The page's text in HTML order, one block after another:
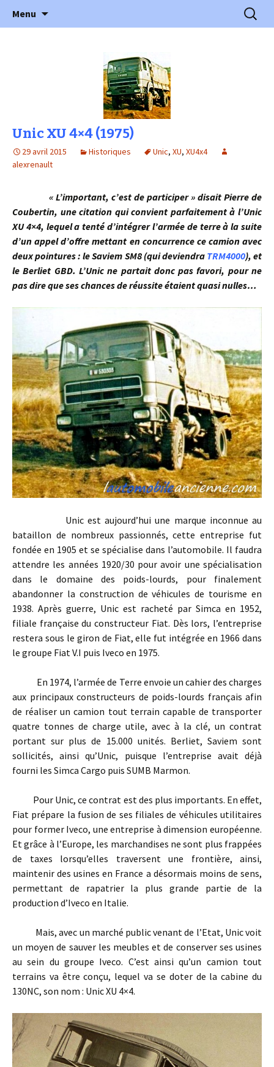
l'Automobile Ancienne
l'automobile ancienne : articles, historiques
…
Menu
Unic XU 4×4 (1975)
29 avril 2015 Historiques Unic, XU, XU4x4
alexrenault
« L’important, c’est de participer » disait Pierre de
Coubertin, une citation qui convient parfaitement à l’Unic
XU 4×4, lequel a tenté d’intégrer l’armée de terre à la suite
d’un appel d’offre mettant en concurrence ce camion avec
deux pointures : le Saviem SM8 (qui deviendra TRM4000), et
le Berliet GBD. L’Unic ne partait donc pas favori, pour ne
pas dire que ses chances de réussite étaient quasi nulles…
Unic est aujourd’hui une marque inconnue au
bataillon de nombreux passionnés, cette entreprise fut
fondée en 1905 et se spécialise dans l’automobile. Il faudra
attendre les années 1920/30 pour avoir une spécialisation
dans le domaine des poids-lourds, pour finalement
abandonner la construction de véhicules de tourisme en
1938. Après guerre, Unic est racheté par Simca en 1952,
filiale française du constructeur Fiat. Dès lors, l’entreprise
restera sous le giron de Fiat, elle fut intégrée en 1966 dans
le groupe Fiat V.I puis Iveco en 1975.
En 1974, l’armée de Terre envoie un cahier des charges
aux principaux constructeurs de poids-lourds français afin
de réaliser un camion tout terrain capable de transporter
quatre tonnes de charge utile, avec à la clé, un contrat
portant sur plus de 15.000 unités. Berliet, Saviem sont
sollicités, ainsi qu’Unic, puisque l’entreprise avait déjà
fourni les Simca Cargo puis SUMB Marmon.
Pour Unic, ce contrat est des plus importants. En effet,
Fiat prépare la fusion de ses filiales de véhicules utilitaires
pour former Iveco, une entreprise à dimension européenne.
Et grâce à l’Europe, les marchandises ne sont plus frappées
de taxes lorsqu’elles traversent une frontière, ainsi,
maintenir des usines en France a désormais moins de sens,
permettant de rapatrier la plus grande partie de la
production d’Iveco en Italie.
Mais, avec un marché public venant de l’Etat, Unic voit
un moyen de sauver les meubles et de conserver ses usines
au sein du groupe Iveco. C’est ainsi qu’un camion tout
terrains va être conçu, lequel va se doter de la cabine du
130NC, son nom : Unic XU 4×4.